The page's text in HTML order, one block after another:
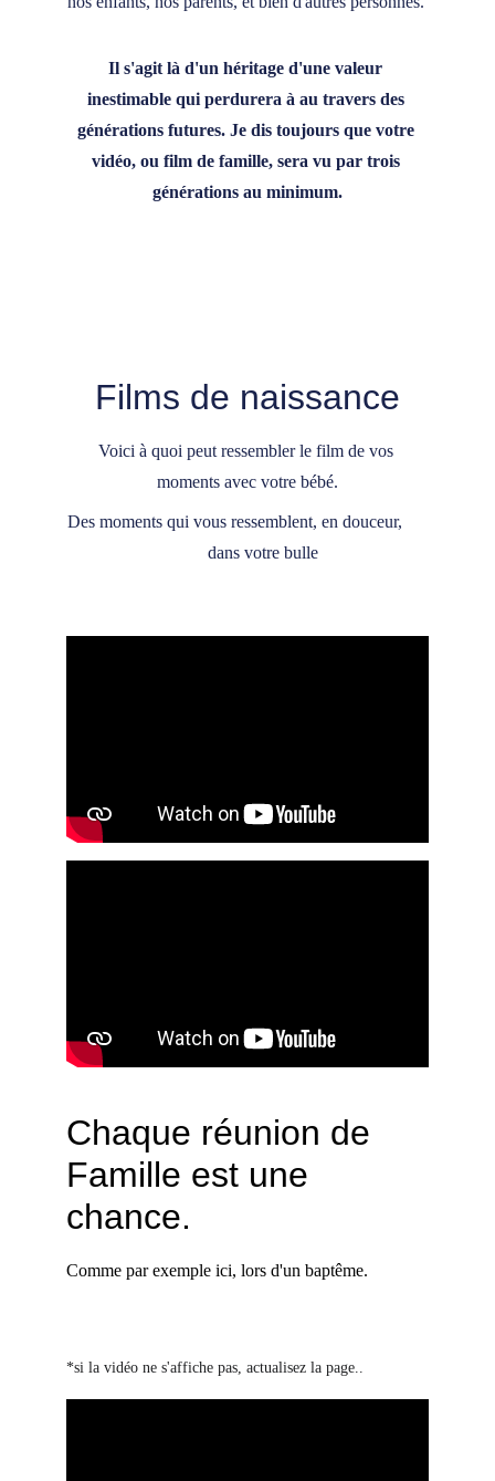
Il s'agit là d'un héritage d'une valeur
inestimable qui perdurera à au travers des
générations futures. Je dis toujours que votre
vidéo, ou film de famille, sera vu par trois
générations au minimum.
Films de naissance
Voici à quoi peut ressembler le film de vos
moments avec votre bébé.
Des moments qui vous ressemblent, en douceur,
       dans votre bulle
Chaque réunion de
Famille est une
chance.
Comme par exemple ici, lors d'un baptême.
*si la vidéo ne s'affiche pas, actualisez la page..